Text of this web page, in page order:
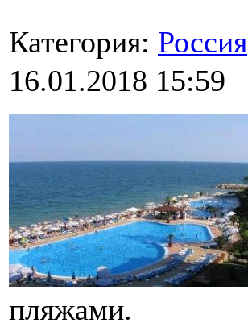
Категория: Россия
16.01.2018 15:59
пляжами.